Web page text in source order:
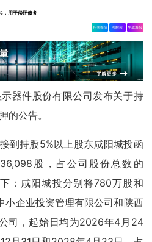
，用于偿还债务
相关舆情 AI解读 生成海报
器件股份有限公司发布关于持
的公告。
到持股5%以上股东咸阳城投函
股，占公司股份总数的
：咸阳城投分别将780万股和
小企业投资管理有限公司和陕西
司，起始日均为2026年4月24